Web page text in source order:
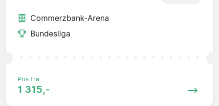
Commerzbank-Arena
Bundesliga
Pris fra
1 315,-